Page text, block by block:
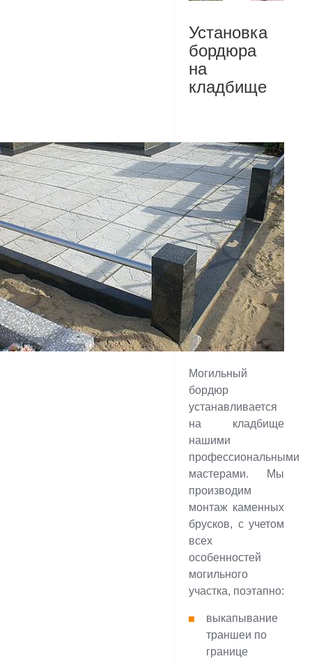
Установка
бордюра
на
кладбище
Могильный
бордюр
устанавливается
на кладбище
нашими
профессиональными
мастерами. Мы
производим
монтаж каменных
брусков, с учетом
всех
особенностей
могильного
участка, поэтапно:
выкапывание
траншеи по
границе